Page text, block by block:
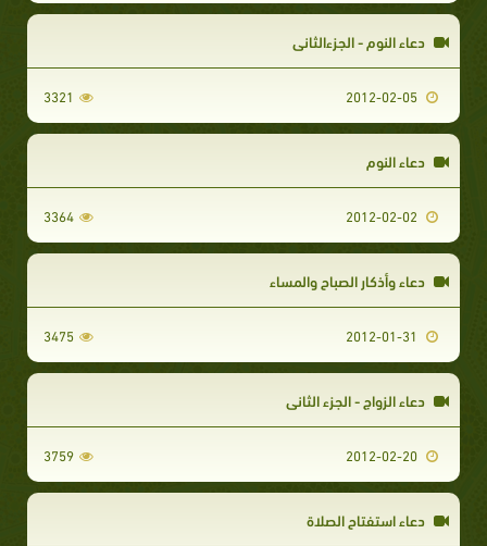
دعاء النوم - الجزءالثاني
3321
دعاء النوم
3364
دعاء وأذكار الصباح والمساء
3475
دعاء الزواج - الجزء الثاني
3759
دعاء استفتاح الصلاة